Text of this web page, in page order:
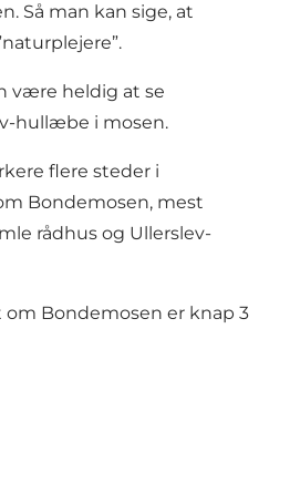
Så man kan sige, at
være heldig at se
hullæbe i mosen.
flere steder i
Bondemosen, mest
rådhus og Ullerslev-
Bondemosen er knap 3